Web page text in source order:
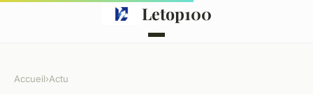
Letop100
Accueil›Actu